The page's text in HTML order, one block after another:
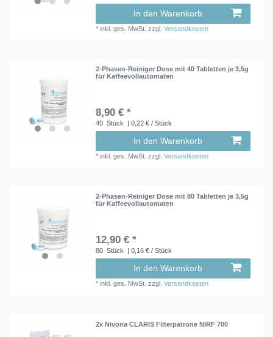
In den Warenkorb
*inkl. ges. MwSt. zzgl.Versandkosten
2-Phasen-Reiniger Dose mit 40 Tabletten je 3,5g
für Kaffeevollautomaten
8,90 € *
40 Stück | 0,22 € / Stück
In den Warenkorb
*inkl. ges. MwSt. zzgl.Versandkosten
2-Phasen-Reiniger Dose mit 80 Tabletten je 3,5g
für Kaffeevollautomaten
12,90 € *
80 Stück | 0,16 € / Stück
In den Warenkorb
*inkl. ges. MwSt. zzgl.Versandkosten
2x Nivona CLARIS Filterpatrone NIRF 700